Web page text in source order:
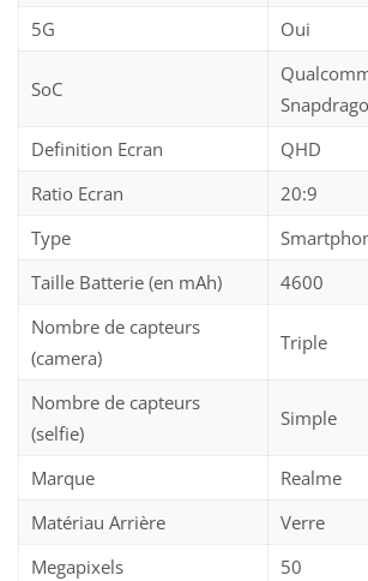
5G Oui
SoC
Definition Ecran
QHD
Ratio Ecran
20:9
Type
Taille Batterie (en mAh)
4600
Nombre de capteurs
(camera)
Triple
Nombre de capteurs
(selfie)
Simple
Marque
Realme
Matériau Arrière
Verre
Megapixels
50